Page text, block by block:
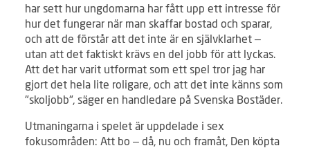
har sett hur ungdomarna har fått upp ett intresse för
hur det fungerar när man skaffar bostad och sparar,
och att de förstår att det inte är en självklarhet –
utan att det faktiskt krävs en del jobb för att lyckas.
Att det har varit utformat som ett spel tror jag har
gjort det hela lite roligare, och att det inte känns som
"skoljobb", säger en handledare på Svenska Bostäder.
Utmaningarna i spelet är uppdelade i sex
fokusområden: Att bo – då, nu och framåt, Den köpta